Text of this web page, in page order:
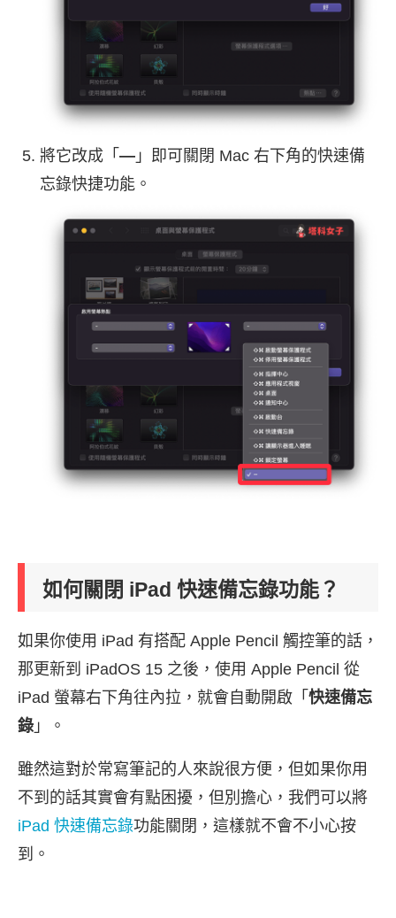
將它改成「 — 」即可關閉 Mac 右下角的快速備
忘錄快捷功能。
如何關閉 iPad 快速備忘錄功能？
如果你使用 iPad 有搭配 Apple Pencil 觸控筆的話，
那更新到 iPadOS 15 之後，使用 Apple Pencil 從
iPad 螢幕右下角往內拉，就會自動開啟「 快速備忘
錄 」。
雖然這對於常寫筆記的人來說很方便，但如果你用
不到的話其實會有點困擾，但別擔心，我們可以將
iPad 快速備忘錄功能關閉，這樣就不會不小心按
到。